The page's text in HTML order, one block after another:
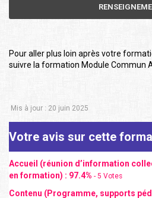
Pour aller plus loin après votre
suivre la formation Module Commun
Mis à jour : 20 juin 2025
Votre avis sur cette
Accueil (réunion d’information
en formation) : 97.4% - 5 Votes
Contenu (Programme, supports